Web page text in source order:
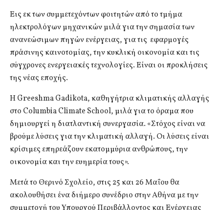
Εις εκ των συμμετεχόντων φοιτητών από το τμήμα
ηλεκτρολόγων μηχανικών μιλά για την σημασία των
ανανεώσιμων πηγών ενέργειας, για τις εφαρμογές
πράσινης καινοτομίας, την κυκλική οικονομία και τις
σύγχρονες ενεργειακές τεχνολογίες. Είναι οι προκλήσεις
της νέας εποχής.
Η Greeshma Gadikota, καθηγήτρια κλιματικής αλλαγής
στο Columbia Climate School, μιλά για το όραμα που
δημιουργεί η διατλαντική συνεργασία. «Στόχος είναι να
βρούμε λύσεις για την κλιματική αλλαγή. Οι λύσεις είναι
κρίσιμες επηρεάζουν εκατομμύρια ανθρώπους, την
οικονομία και την ευημερία τους».
Μετά το Θερινό Σχολείο, στις 25 και 26 Μαΐου θα
ακολουθήσει ένα διήμερο συνέδριο στην Αθήνα με την